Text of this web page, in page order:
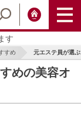
す
すめ 元エステ員が選
めの美容オ